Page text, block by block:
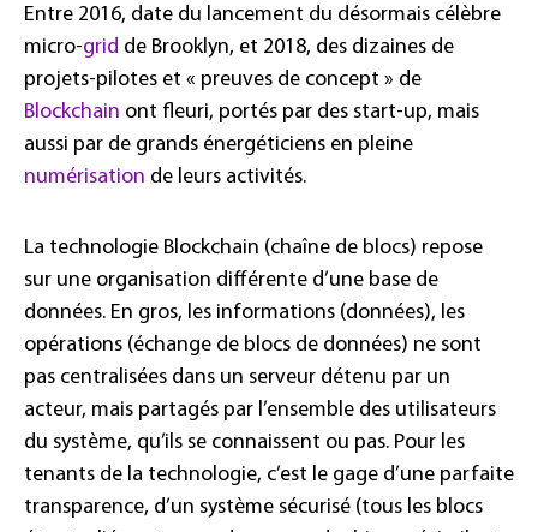
Entre 2016, date du lancement du désormais célèbre
micro-grid de Brooklyn, et 2018, des dizaines de
projets-pilotes et « preuves de concept » de
Blockchain ont fleuri, portés par des start-up, mais
aussi par de grands énergéticiens en pleine
numérisation de leurs activités.
La technologie Blockchain (chaîne de blocs) repose
sur une organisation différente d’une base de
données. En gros, les informations (données), les
opérations (échange de blocs de données) ne sont
pas centralisées dans un serveur détenu par un
acteur, mais partagés par l’ensemble des utilisateurs
du système, qu’ils se connaissent ou pas. Pour les
tenants de la technologie, c’est le gage d’une parfaite
transparence, d’un système sécurisé (tous les blocs